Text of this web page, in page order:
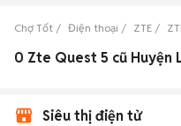
Chợ Tốt Điện thoại ZTE
0 Zte Quest 5 cũ Huyện
Siêu thị điện tử